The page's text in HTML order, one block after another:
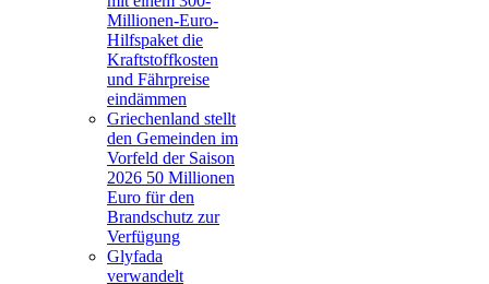
Millionen-Euro-
Hilfspaket die
Kraftstoffkosten
und Fährpreise
eindämmen
Griechenland stellt
den Gemeinden im
Vorfeld der Saison
2026 50 Millionen
Euro für den
Brandschutz zur
Verfügung
Glyfada
verwandelt